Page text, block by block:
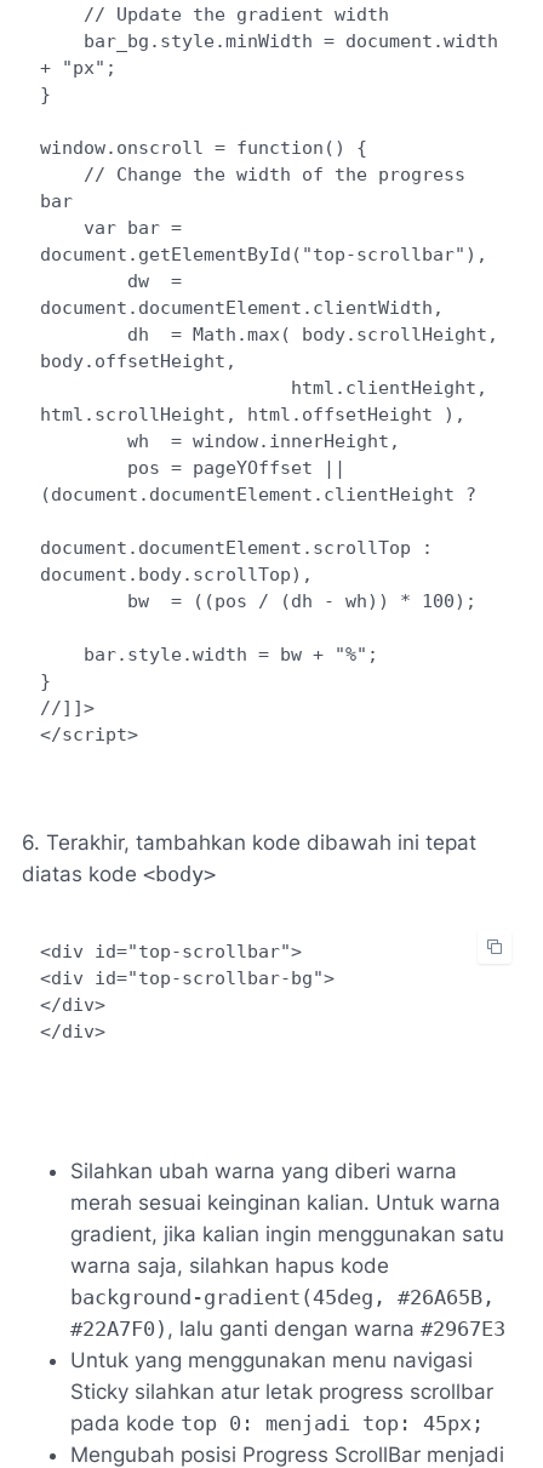
+ "px";
}
window.onscroll = function() {
bar
document.getElementById("top-scrollbar"),
document.documentElement.clientWidth,
body.offsetHeight,
html.scrollHeight, html.offsetHeight ),
(document.documentElement.clientHeight ?
document.documentElement.scrollTop :
document.body.scrollTop),
}
//]]>
</script>
6. Terakhir, tambahkan kode dibawah ini tepat
diatas kode <body>
<div id="top-scrollbar">
<div id="top-scrollbar-bg">
</div>
</div>
Silahkan ubah warna yang diberi warna
merah sesuai keinginan kalian. Untuk warna
gradient, jika kalian ingin menggunakan satu
warna saja, silahkan hapus kode
background-gradient(45deg, #26A65B,
#22A7F0) , lalu ganti dengan warna #2967E3
Untuk yang menggunakan menu navigasi
Sticky silahkan atur letak progress scrollbar
pada kode top 0: menjadi top: 45px;
Mengubah posisi Progress ScrollBar menjadi